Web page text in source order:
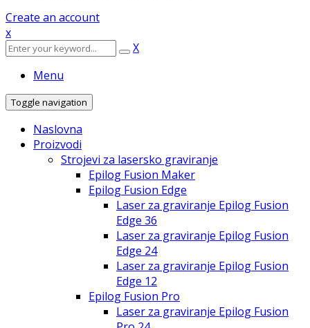
Create an account
x
X
Menu
Toggle navigation
Naslovna
Proizvodi
Strojevi za lasersko graviranje
Epilog Fusion Maker
Epilog Fusion Edge
Laser za graviranje Epilog Fusion
Edge 36
Laser za graviranje Epilog Fusion
Edge 24
Laser za graviranje Epilog Fusion
Edge 12
Epilog Fusion Pro
Laser za graviranje Epilog Fusion